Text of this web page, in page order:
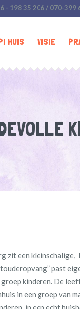
- 198 35 206 / 070-399
HUIS VISIE
zit een
past
kinderen. De
in een groep van
in een echt